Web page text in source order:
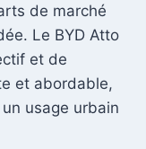
de marché
Le BYD Atto
et de
et abordable,
usage urbain